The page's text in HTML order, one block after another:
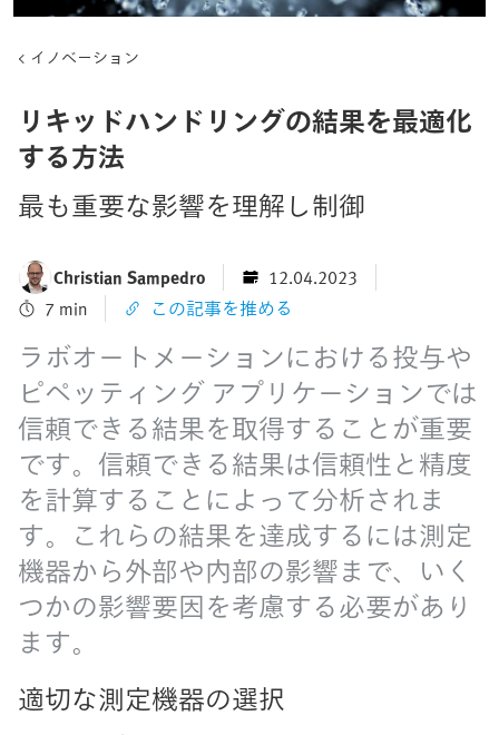
イノベーション
リキッドハンドリングの結果を最適化
する方法
最も重要な影響を理解し制御
Christian Sampedro
12.04.2023
7 min
この記事を推める
ラボオートメーションにおける投与や
ピペッティング アプリケーションでは
信頼できる結果を取得することが重要
です。信頼できる結果は信頼性と精度
を計算することによって分析されま
す。これらの結果を達成するには測定
機器から外部や内部の影響まで、いく
つかの影響要因を考慮する必要があり
ます。
適切な測定機器の選択